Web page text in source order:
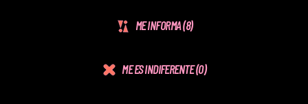
ME INFORMA(8)
ME ES INDIFERENTE(0)